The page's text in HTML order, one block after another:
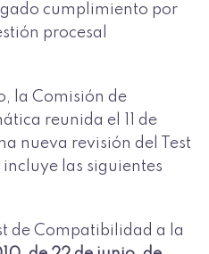
cumplimiento por
procesal
la Comisión de
reunida el 11 de
nueva revisión del Test
las siguientes
de Compatibilidad a la